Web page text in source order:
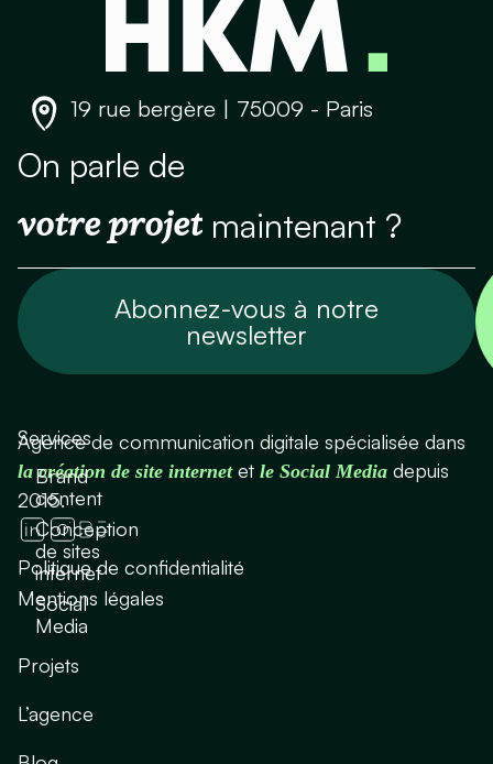
19 rue bergère | 75009 - Paris
On parle de
votre projet maintenant ?
Abonnez-vous à notre
newsletter
Agence de communication digitale spécialisée dans
la création de site internetet le Social Media depuis
2015.
Politique de confidentialité
Mentions légales
Services
Brand
content
Conception
de sites
internet
Social
Media
Projets
L’agence